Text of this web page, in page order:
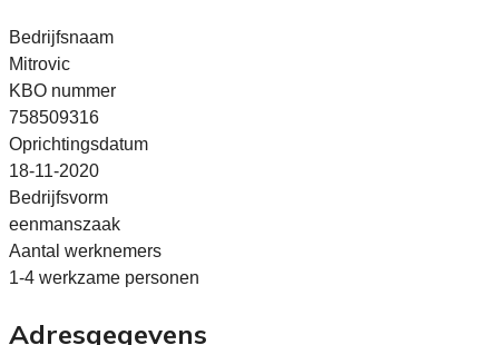
Bedrijfsnaam
Mitrovic
KBO nummer
758509316
Oprichtingsdatum
18-11-2020
Bedrijfsvorm
eenmanszaak
Aantal werknemers
1-4 werkzame personen
Adresgegevens